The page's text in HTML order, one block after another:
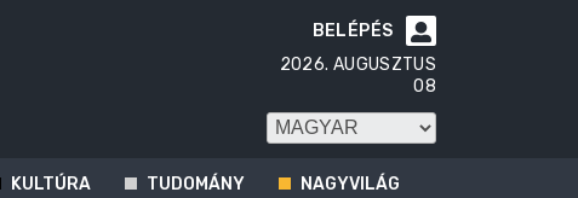

BELÉPÉS
2026. AUGUSZTUS
08
KULTÚRA TUDOMÁNY NAGYVILÁG